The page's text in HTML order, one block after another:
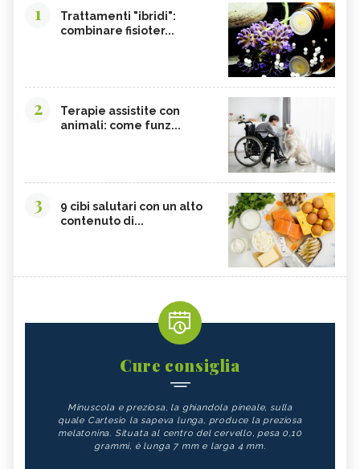
1
Trattamenti "ibridi":
combinare fisioter...
2
Terapie assistite con
animali: come funz...
3
9 cibi salutari con un alto
contenuto di...
Cure consiglia
Minuscola e preziosa, la ghiandola pineale, sulla
quale Cartesio la sapeva lunga, produce la preziosa
melatonina. Situata al centro del cervello, pesa 0,10
grammi, è lunga 7 mm e larga 4 mm.